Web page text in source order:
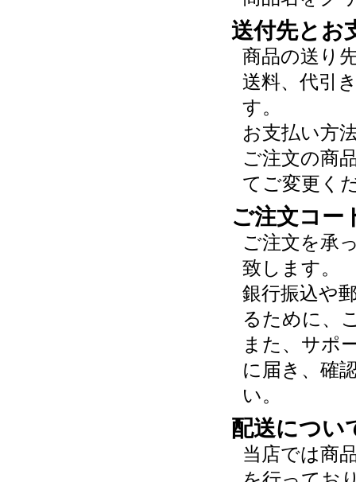
送付先とお
商品の送り
送料、代引
す。
お支払い方
ご注文の商
てご変更く
ご注文コー
ご注文を承
致します。
銀行振込や
るために、
また、サポ
に届き、確
い。
配送につい
当店では商